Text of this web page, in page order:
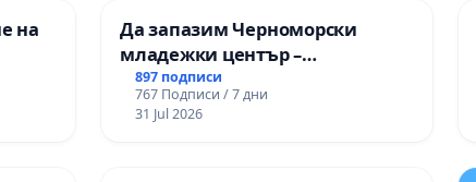
на
по
Да запазим Черноморски
младежки център –
пространство за младите на
Варна
897 подписи
767 Подписи / 7 дни
31 Jul 2026